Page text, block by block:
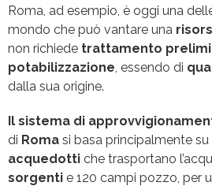
Roma, ad esempio, è oggi una
mondo che può vantare una
non richiede trattamento
potabilizzazione, essendo di
dalla sua origine.
Il sistema di
di Roma si basa principalmente su
acquedotti che trasportano
sorgenti e 120 campi pozzo, per